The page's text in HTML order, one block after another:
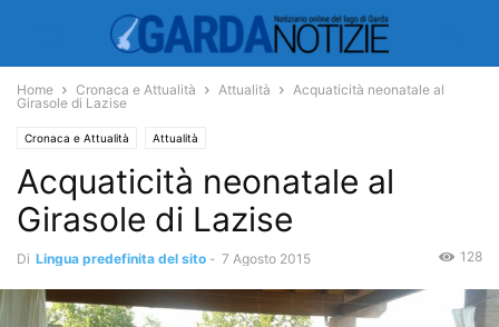
Home Cronaca e Attualità Attualità
Acquaticità neonatale al
Girasole di Lazise
Cronaca e Attualità Attualità
Acquaticità neonatale al
Girasole di Lazise
Di Lingua predefinita del sito - 7 Agosto 2015 128